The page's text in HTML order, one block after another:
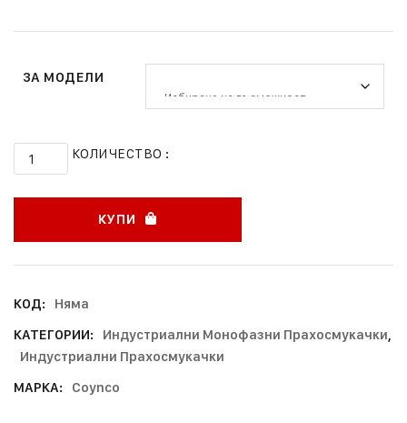
ЗА МОДЕЛИ
КОЛИЧЕСТВО :
КУПИ
КОД:
Няма
КАТЕГОРИИ:
Индустриални Монофазни Прахосмукачки,
Индустриални Прахосмукачки
МАРКА:
Coynco